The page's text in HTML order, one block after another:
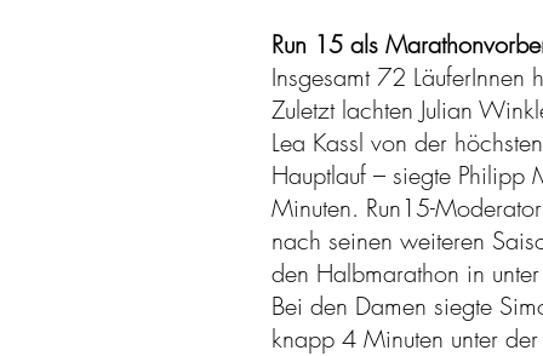
Run 15 als
Insgesamt 72 LäuferInnen
Zuletzt lachten Julian
Lea Kassl von der
Hauptlauf – siegte
Minuten. Run15-
nach seinen weiteren
den Halbmarathon in
Bei den Damen siegte
knapp 4 Minuten unter